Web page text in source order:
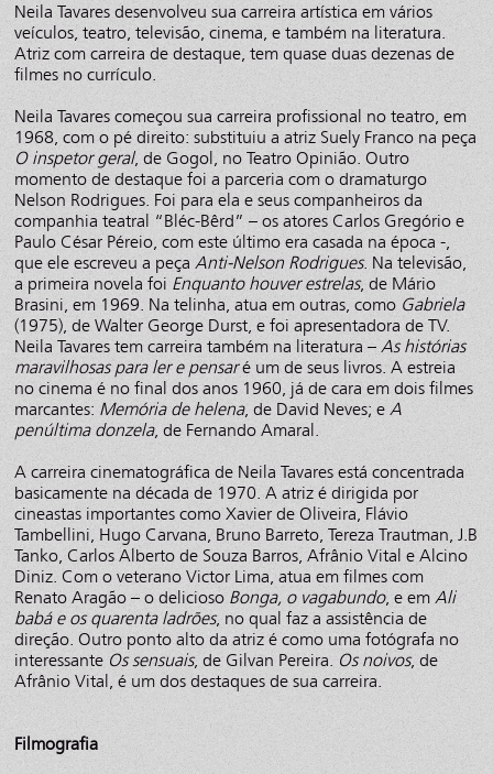
Neila Tavares desenvolveu sua carreira artística em vários
veículos, teatro, televisão, cinema, e também na literatura.
Atriz com carreira de destaque, tem quase duas dezenas de
filmes no currículo.
Neila Tavares começou sua carreira profissional no teatro, em
1968, com o pé direito: substituiu a atriz Suely Franco na peça
O inspetor geral, de Gogol, no Teatro Opinião. Outro
momento de destaque foi a parceria com o dramaturgo
Nelson Rodrigues. Foi para ela e seus companheiros da
companhia teatral “Bléc-Bêrd” – os atores Carlos Gregório e
Paulo César Péreio, com este último era casada na época -,
que ele escreveu a peçaAnti-Nelson Rodrigues. Na televisão,
a primeira novela foi Enquanto houver estrelas, de Mário
Brasini, em 1969. Na telinha, atua em outras, como Gabriela
(1975), de Walter George Durst, e foi apresentadora de TV.
Neila Tavares tem carreira também na literatura –As histórias
maravilhosas para ler e pensaré um de seus livros. A estreia
no cinema é no final dos anos 1960, já de cara em dois filmes
marcantes: Memória de helena, de David Neves; eA
penúltima donzela, de Fernando Amaral.
A carreira cinematográfica de Neila Tavares está concentrada
basicamente na década de 1970. A atriz é dirigida por
cineastas importantes como Xavier de Oliveira, Flávio
Tambellini, Hugo Carvana, Bruno Barreto, Tereza Trautman, J.B
Tanko, Carlos Alberto de Souza Barros, Afrânio Vital e Alcino
Diniz. Com o veterano Victor Lima, atua em filmes com
Renato Aragão – o delicioso Bonga, o vagabundo, e emAli
babá e os quarenta ladrões, no qual faz a assistência de
direção. Outro ponto alto da atriz é como uma fotógrafa no
interessante Os sensuais, de Gilvan Pereira. Os noivos, de
Afrânio Vital, é um dos destaques de sua carreira.
Filmografia